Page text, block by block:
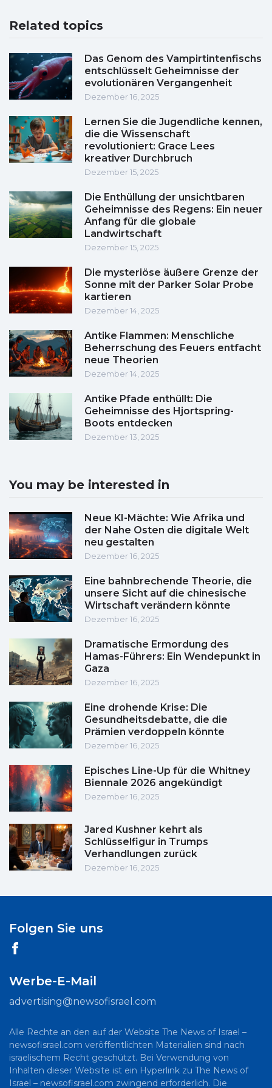
Related topics
Das Genom des Vampirtintenfischs
entschlüsselt Geheimnisse der
evolutionären Vergangenheit
Dezember 16, 2025
Lernen Sie die Jugendliche kennen,
die die Wissenschaft
revolutioniert: Grace Lees
kreativer Durchbruch
Dezember 15, 2025
Die Enthüllung der unsichtbaren
Geheimnisse des Regens: Ein neuer
Anfang für die globale
Landwirtschaft
Dezember 15, 2025
Die mysteriöse äußere Grenze der
Sonne mit der Parker Solar Probe
kartieren
Dezember 14, 2025
Antike Flammen: Menschliche
Beherrschung des Feuers entfacht
neue Theorien
Dezember 14, 2025
Antike Pfade enthüllt: Die
Geheimnisse des Hjortspring-
Boots entdecken
Dezember 13, 2025
You may be interested in
Neue KI-Mächte: Wie Afrika und
der Nahe Osten die digitale Welt
neu gestalten
Dezember 16, 2025
Eine bahnbrechende Theorie, die
unsere Sicht auf die chinesische
Wirtschaft verändern könnte
Dezember 16, 2025
Dramatische Ermordung des
Hamas-Führers: Ein Wendepunkt in
Gaza
Dezember 16, 2025
Eine drohende Krise: Die
Gesundheitsdebatte, die die
Prämien verdoppeln könnte
Dezember 16, 2025
Episches Line-Up für die Whitney
Biennale 2026 angekündigt
Dezember 16, 2025
Jared Kushner kehrt als
Schlüsselfigur in Trumps
Verhandlungen zurück
Dezember 16, 2025
Folgen Sie uns
Werbe-E-Mail
advertising@newsofisrael.com
Alle Rechte an den auf der Website The News of Israel –
newsofisrael.com veröffentlichten Materialien sind nach
israelischem Recht geschützt. Bei Verwendung von
Inhalten dieser Website ist ein Hyperlink zu The News of
Israel – newsofisrael.com zwingend erforderlich. Die